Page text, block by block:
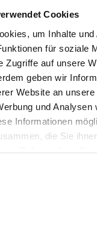
Cookies
um Inhalte und
für soziale
Zugriffe auf unsere
geben wir
Website an
und Analysen
Informationen
die Sie
es zu den
Berichten